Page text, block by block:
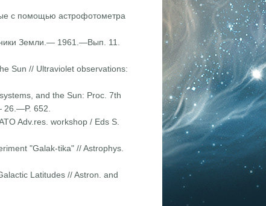
с помощью астрофотометра
Земли.— 1961.—Вып. 11.
Sun // Ultraviolet observations:
and the Sun: Proc. 7th
26.—P. 652.
Adv.res. workshop / Eds S.
"Galak-tika" // Astrophys.
Latitu­des // Astron. and